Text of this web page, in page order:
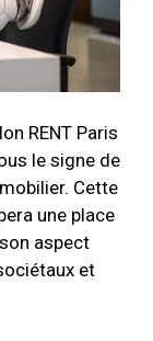
RENT Paris
le signe de
Cette
une place
aspect
et